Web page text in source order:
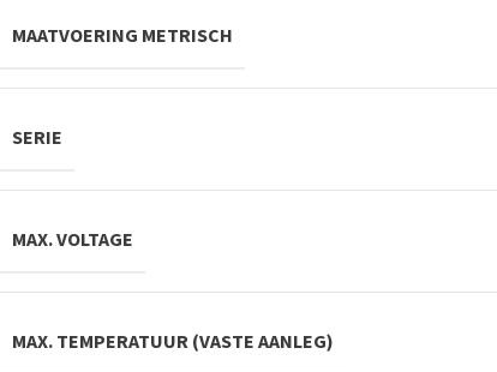
MAATVOERING METRISCH
SERIE
MAX. VOLTAGE
MAX. TEMPERATUUR (VASTE AANLEG)